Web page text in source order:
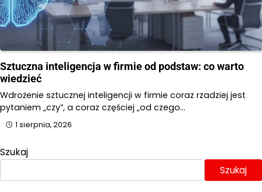
Sztuczna inteligencja w firmie od podstaw: co warto
wiedzieć
Wdrożenie sztucznej inteligencji w firmie coraz rzadziej jest
pytaniem „czy”, a coraz częściej „od czego…
1 sierpnia, 2026
Szukaj
Szukaj